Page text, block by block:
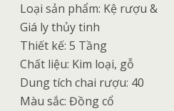
Loại sản phẩm: Kệ rượu &
Giá ly thủy tinh
Thiết kế: 5 Tầng
Chất liệu: Kim loại, gỗ
Dung tích chai rượu: 40
Màu sắc: Đồng cổ